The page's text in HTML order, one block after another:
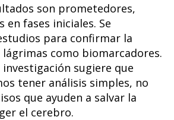
son prometedores,
en fases iniciales. Se
para confirmar la
como biomarcadores.
sugiere que
tener análisis simples, no
que ayuden a salvar la
el cerebro.